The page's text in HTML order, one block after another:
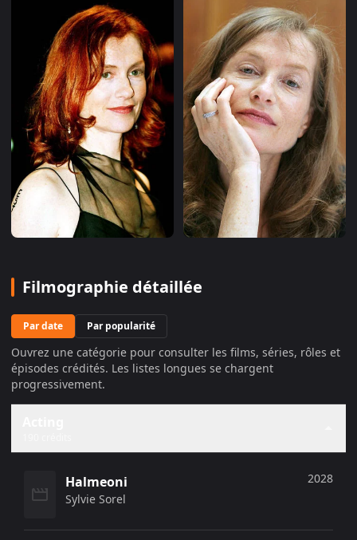
Filmographie détaillée
Par date Par popularité
Ouvrez une catégorie pour consulter les films, séries, rôles et
épisodes crédités. Les listes longues se chargent
progressivement.
Halmeoni
Sylvie Sorel
2028